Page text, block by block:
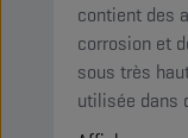
contient des
corrosion et
sous très
utilisée dans